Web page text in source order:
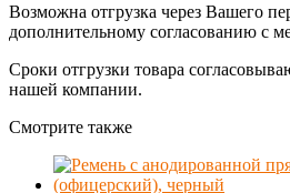
Возможна отгрузка через Вашего
дополнительному согласованию с
Сроки отгрузки товара
нашей компании.
Смотрите также